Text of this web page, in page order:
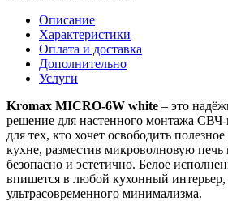
Описание
Характеристики
Оплата и доставка
Дополнительно
Услуги
Kromax MICRO-6W white – это
решение для настенного монтажа СВЧ-
для тех, кто хочет освободить
кухне, разместив микроволновую печь
безопасно и эстетично. Белое
впишется в любой кухонный интерьер,
ультрасовременного минимализма.